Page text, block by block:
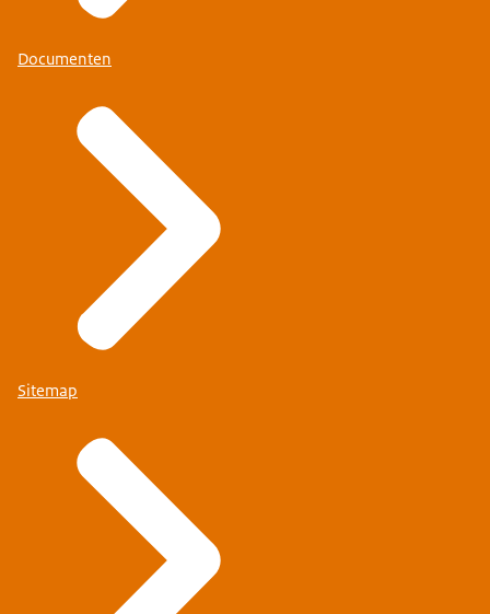
Documenten
Sitemap